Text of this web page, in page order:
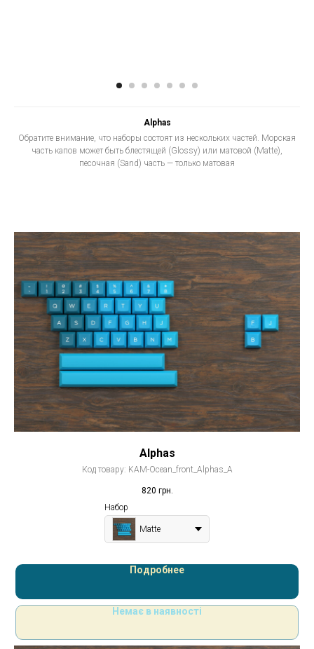
Alphas
Обратите внимание, что наборы состоят из нескольких частей. Морская
часть капов может быть блестящей (Glossy) или матовой (Matte),
песочная (Sand) часть — только матовая
Alphas
Код товару: KAM-Ocean_front_Alphas_A
820 грн.
Набор
Matte
Подробнее
Немає в наявності